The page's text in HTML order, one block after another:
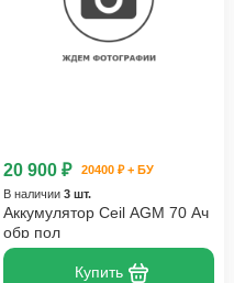
20 900 ₽
20400 ₽ + БУ
В наличии 3 шт.
Аккумулятор Ceil AGM 70 Ач
обр пол
Купить